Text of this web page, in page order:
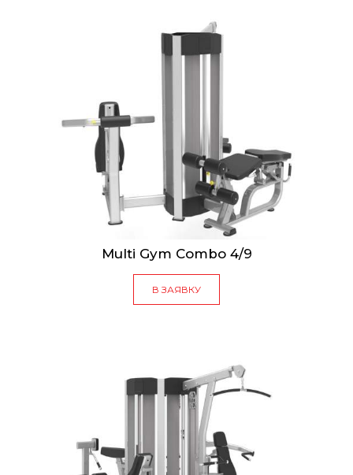
Multi Gym Combo 4/9
В ЗАЯВКУ